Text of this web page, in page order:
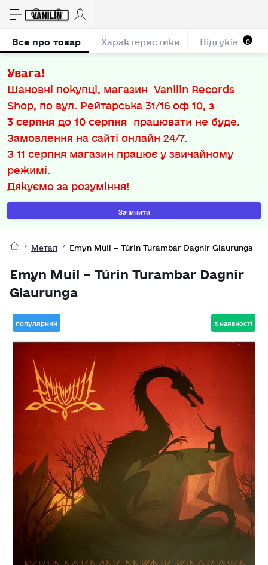
Увага!
Шановні покупці, магазин Vanilin Records
Shop, по вул. Рейтарська 31/16 оф 10, з
3 серпня до10 серпня працювати не буде.
Замовлення на сайті онлайн 24/7.
З11 серпня магазин працює у звичайному
режимі.
Дякуємо за розуміння!
Зачинити
Метал Emyn Muil – Túrin Turambar Dagnir Glaurunga
Emyn Muil – Túrin Turambar Dagnir
Glaurunga
Все про товар Характеристики Відгуків 0
популярний в наявності